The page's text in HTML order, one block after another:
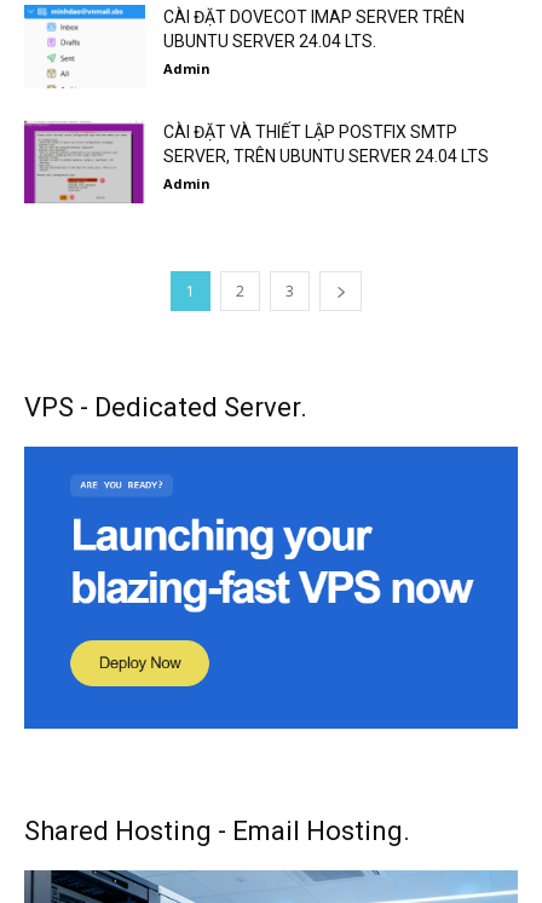
CÀI ĐẶT DOVECOT IMAP SERVER TRÊN
UBUNTU SERVER 24.04 LTS.
Admin
CÀI ĐẶT VÀ THIẾT LẬP POSTFIX SMTP
SERVER, TRÊN UBUNTU SERVER 24.04 LTS
Admin
1 2 3
VPS - Dedicated Server.
Shared Hosting - Email Hosting.